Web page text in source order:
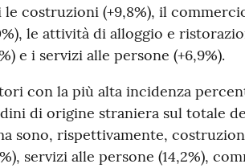
le costruzioni (+9,8%), il
le attività di alloggio e
e i servizi alle persone (+6,9%).
con la più alta incidenza
di origine straniera sul totale
sono, rispettivamente,
servizi alle persone (14,2%),